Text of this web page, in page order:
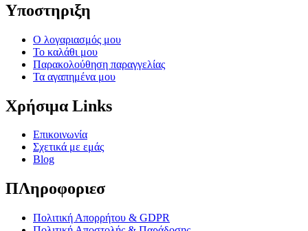
Υποστηριξη
Ο λογαριασμός μου
Το καλάθι μου
Παρακολούθηση παραγγελίας
Τα αγαπημένα μου
Χρήσιμα Links
Επικοινωνία
Σχετικά με εμάς
Blog
ΠΛηροφοριεσ
Πολιτική Απορρήτου & GDPR